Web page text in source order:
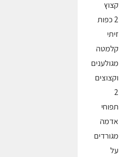
קצוץ
2 כפות
זיתי
קלמטה
מגולענים
וקצוצים
2
תפוחי
אדמה
מגורדים
על